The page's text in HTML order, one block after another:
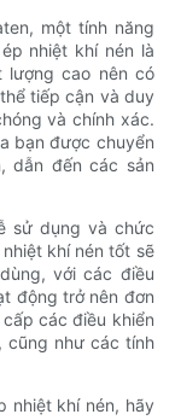
một tính năng
nhiệt khí nén là
lượng cao nên có
tiếp cận và duy
và chính xác.
bạn được chuyển
dẫn đến các sản
sử dụng và chức
khí nén tốt sẽ
với các điều
động trở nên đơn
các điều khiển
cũng như các tính
nhiệt khí nén, hãy